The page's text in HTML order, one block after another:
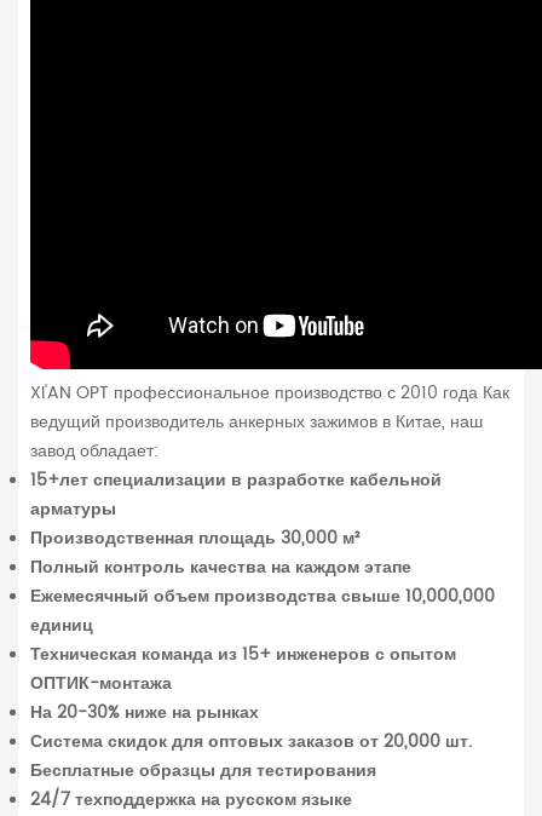
XI'AN OPT профессиональное производство с 2010 года Как
ведущий производитель анкерных зажимов в Китае, наш
завод обладает:
15+лет специализации в разработке кабельной
арматуры
Производственная площадь 30,000 м²
Полный контроль качества на каждом этапе
Ежемесячный объем производства свыше 10,000,000
единиц
Техническая команда из 15+ инженеров с опытом
ОПТИК-монтажа
На 20-30% ниже на рынках
Система скидок для оптовых заказов от 20,000 шт.
Бесплатные образцы для тестирования
24/7 техподдержка на русском языке